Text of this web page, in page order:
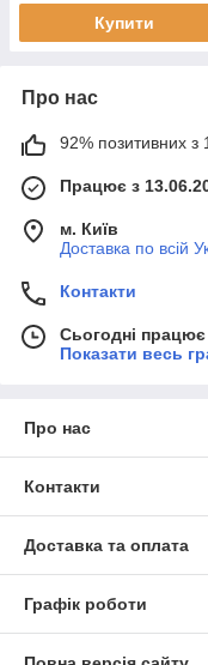
Купити
Про нас
92% позитивних з
Працює з
м. Київ
Доставка по всій
Контакти
Сьогодні
Показати весь
Про нас
Контакти
Доставка та оплата
Графік роботи